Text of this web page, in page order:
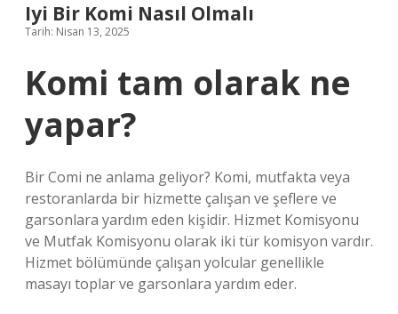
Iyi Bir Komi Nasıl Olmalı
Tarih: Nisan 13, 2025
Komi tam olarak ne
yapar?
Bir Comi ne anlama geliyor? Komi, mutfakta veya
restoranlarda bir hizmette çalışan ve şeflere ve
garsonlara yardım eden kişidir. Hizmet Komisyonu
ve Mutfak Komisyonu olarak iki tür komisyon vardır.
Hizmet bölümünde çalışan yolcular genellikle
masayı toplar ve garsonlara yardım eder.